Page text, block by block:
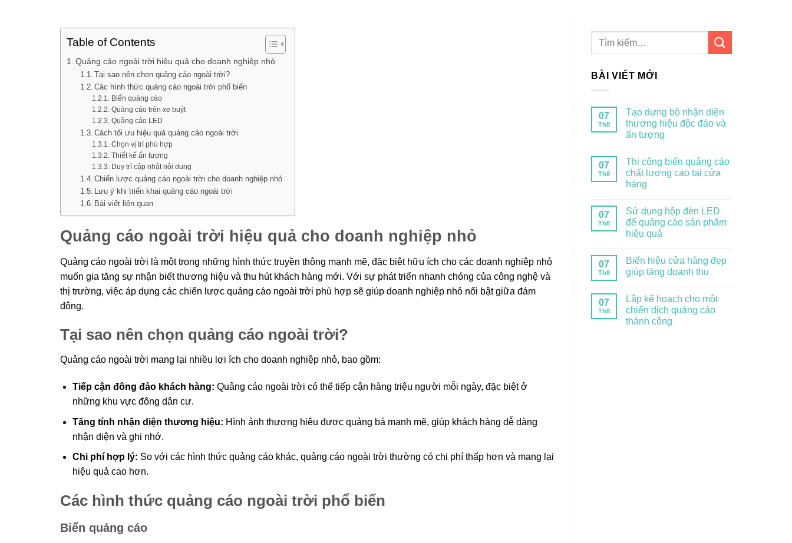
Table of Contents
Quảng cáo ngoài trời hiệu quả cho doanh nghiệp nhỏ
Tại sao nên chọn quảng cáo ngoài trời?
Các hình thức quảng cáo ngoài trời phổ biến
Biển quảng cáo
Quảng cáo trên xe buýt
Quảng cáo LED
Cách tối ưu hiệu quả quảng cáo ngoài trời
Chọn vị trí phù hợp
Thiết kế ấn tượng
Duy trì cập nhật nội dung
Chiến lược quảng cáo ngoài trời cho doanh nghiệp nhỏ
Lưu ý khi triển khai quảng cáo ngoài trời
Bài viết liên quan
Quảng cáo ngoài trời hiệu quả cho doanh nghiệp nhỏ
Quảng cáo ngoài trời là một trong những hình thức truyền thông mạnh mẽ, đặc biệt hữu ích cho các doanh nghiệp nhỏ
muốn gia tăng sự nhận biết thương hiệu và thu hút khách hàng mới. Với sự phát triển nhanh chóng của công nghệ và
thị trường, việc áp dụng các chiến lược quảng cáo ngoài trời phù hợp sẽ giúp doanh nghiệp nhỏ nổi bật giữa đám
đông.
Tại sao nên chọn quảng cáo ngoài trời?
Quảng cáo ngoài trời mang lại nhiều lợi ích cho doanh nghiệp nhỏ, bao gồm:
Tiếp cận đông đảo khách hàng: Quảng cáo ngoài trời có thể tiếp cận hàng triệu người mỗi ngày, đặc biệt ở
những khu vực đông dân cư.
Tăng tính nhận diện thương hiệu: Hình ảnh thương hiệu được quảng bá mạnh mẽ, giúp khách hàng dễ dàng
nhận diện và ghi nhớ.
Chi phí hợp lý: So với các hình thức quảng cáo khác, quảng cáo ngoài trời thường có chi phí thấp hơn và mang lại
hiệu quả cao hơn.
Các hình thức quảng cáo ngoài trời phổ biến
Biển quảng cáo
BÀI VIẾT MỚI
07
Th8
Tạo dựng bộ nhận diện
thương hiệu độc đáo và
ấn tượng
07
Th8
Thi công biển quảng cáo
chất lượng cao tại cửa
hàng
07
Th8
Sử dụng hộp đèn LED
để quảng cáo sản phẩm
hiệu quả
07
Th8
Biển hiệu cửa hàng đẹp
giúp tăng doanh thu
07
Th8
Lập kế hoạch cho một
chiến dịch quảng cáo
thành công